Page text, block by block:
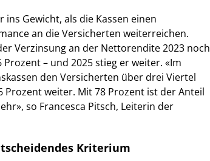
Gewicht, als die Kassen einen
an die Versicherten weiterreichen.
Verzinsung an der Nettorendite 2023 noch
– und 2025 stieg er weiter. «Im
den Versicherten über drei Viertel
weiter. Mit 78 Prozent ist der Anteil
so Francesca Pitsch, Leiterin der
Kriterium